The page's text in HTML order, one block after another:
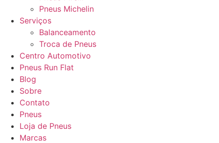
Pneus Michelin
Serviços
Balanceamento
Troca de Pneus
Centro Automotivo
Pneus Run Flat
Blog
Sobre
Contato
Pneus
Loja de Pneus
Marcas